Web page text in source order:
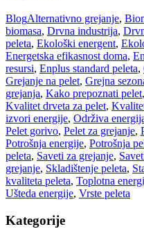
BlogAlternativno grejanje,
biomasa, Drvna industrija,
peleta, Ekološki energent,
Energetska efikasnost doma,
resursi, Enplus standard peleta,
Grejanje na pelet, Grejna
grejanja, Kako prepoznati pelet,
Kvalitet drveta za pelet,
izvori energije, Održiva
Pelet gorivo, Pelet za grejanje,
Potrošnja energije, Potrošnja
peleta, Saveti za grejanje,
grejanje, Skladištenje peleta,
kvaliteta peleta, Toplotna
Ušteda energije, Vrste peleta
Kategorije